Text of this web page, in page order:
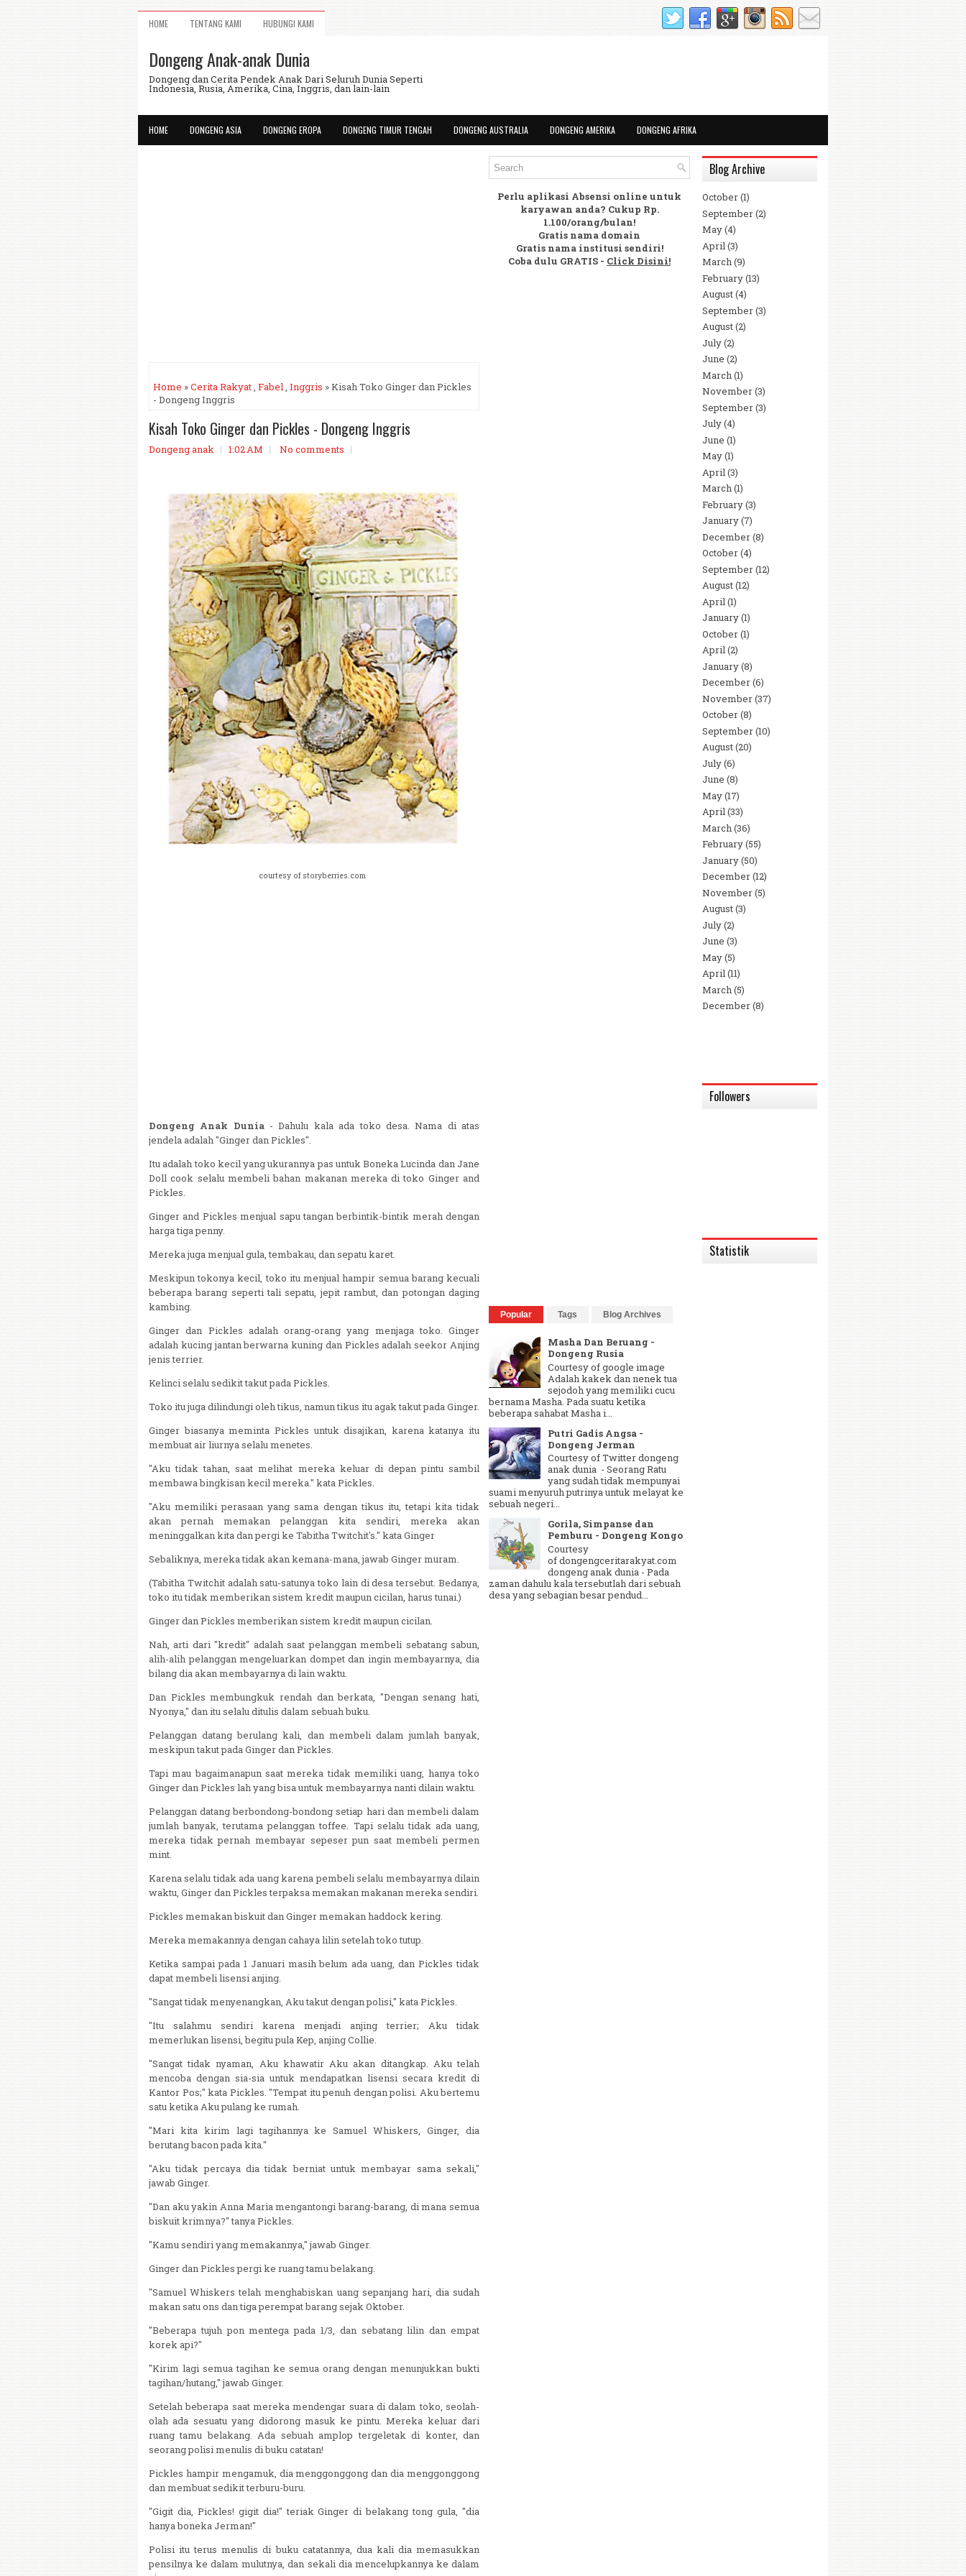
HOME TENTANG KAMI HUBUNGI KAMI
Dongeng Anak-anak Dunia
Dongeng dan Cerita Pendek Anak Dari Seluruh Dunia Seperti
Indonesia, Rusia, Amerika, Cina, Inggris, dan lain-lain
HOME DONGENG ASIA DONGENG EROPA DONGENG TIMUR TENGAH DONGENG AUSTRALIA DONGENG AMERIKA DONGENG AFRIKA
Home »Cerita Rakyat, Fabel, Inggris » Kisah Toko Ginger dan Pickles
- Dongeng Inggris
Kisah Toko Ginger dan Pickles - Dongeng Inggris
Dongeng anak 1:02 AM No comments
courtesy of storyberries.com
Dongeng Anak Dunia- Dahulu kala ada toko desa. Nama di atas
jendela adalah "Ginger dan Pickles".
Itu adalah toko kecil yang ukurannya pas untuk Boneka Lucinda dan Jane
Doll cook selalu membeli bahan makanan mereka di toko Ginger and
Pickles.
Ginger and Pickles menjual sapu tangan berbintik-bintik merah dengan
harga tiga penny.
Mereka juga menjual gula, tembakau, dan sepatu karet.
Meskipun tokonya kecil, toko itu menjual hampir semua barang kecuali
beberapa barang seperti tali sepatu, jepit rambut, dan potongan daging
kambing.
Ginger dan Pickles adalah orang-orang yang menjaga toko. Ginger
adalah kucing jantan berwarna kuning dan Pickles adalah seekor Anjing
jenis terrier.
Kelinci selalu sedikit takut pada Pickles.
Toko itu juga dilindungi oleh tikus, namun tikus itu agak takut pada Ginger.
Ginger biasanya meminta Pickles untuk disajikan, karena katanya itu
membuat air liurnya selalu menetes.
"Aku tidak tahan, saat melihat mereka keluar di depan pintu sambil
membawa bingkisan kecil mereka." kata Pickles.
"Aku memiliki perasaan yang sama dengan tikus itu, tetapi kita tidak
akan pernah memakan pelanggan kita sendiri, mereka akan
meninggalkan kita dan pergi ke Tabitha Twitchit's." kata Ginger
Sebaliknya, mereka tidak akan kemana-mana, jawab Ginger muram.
(Tabitha Twitchit adalah satu-satunya toko lain di desa tersebut. Bedanya,
toko itu tidak memberikan sistem kredit maupun cicilan, harus tunai.)
Ginger dan Pickles memberikan sistem kredit maupun cicilan.
Nah, arti dari "kredit" adalah saat pelanggan membeli sebatang sabun,
alih-alih pelanggan mengeluarkan dompet dan ingin membayarnya, dia
bilang dia akan membayarnya di lain waktu.
Dan Pickles membungkuk rendah dan berkata, "Dengan senang hati,
Nyonya," dan itu selalu ditulis dalam sebuah buku.
Pelanggan datang berulang kali, dan membeli dalam jumlah banyak,
meskipun takut pada Ginger dan Pickles.
Tapi mau bagaimanapun saat mereka tidak memiliki uang, hanya toko
Ginger dan Pickles lah yang bisa untuk membayarnya nanti dilain waktu.
Pelanggan datang berbondong-bondong setiap hari dan membeli dalam
jumlah banyak, terutama pelanggan toffee. Tapi selalu tidak ada uang,
mereka tidak pernah membayar sepeser pun saat membeli permen
mint.
Karena selalu tidak ada uang karena pembeli selalu membayarnya dilain
waktu, Ginger dan Pickles terpaksa memakan makanan mereka sendiri.
Pickles memakan biskuit dan Ginger memakan haddock kering.
Mereka memakannya dengan cahaya lilin setelah toko tutup.
Ketika sampai pada 1 Januari masih belum ada uang, dan Pickles tidak
dapat membeli lisensi anjing.
"Sangat tidak menyenangkan, Aku takut dengan polisi," kata Pickles.
"Itu salahmu sendiri karena menjadi anjing terrier; Aku tidak
memerlukan lisensi, begitu pula Kep, anjing Collie.
"Sangat tidak nyaman, Aku khawatir Aku akan ditangkap. Aku telah
mencoba dengan sia-sia untuk mendapatkan lisensi secara kredit di
Kantor Pos;" kata Pickles. "Tempat itu penuh dengan polisi. Aku bertemu
satu ketika Aku pulang ke rumah.
"Mari kita kirim lagi tagihannya ke Samuel Whiskers, Ginger, dia
berutang bacon pada kita."
"Aku tidak percaya dia tidak berniat untuk membayar sama sekali,"
jawab Ginger.
"Dan aku yakin Anna Maria mengantongi barang-barang, di mana semua
biskuit krimnya?" tanya Pickles.
"Kamu sendiri yang memakannya," jawab Ginger.
Ginger dan Pickles pergi ke ruang tamu belakang.
"Samuel Whiskers telah menghabiskan uang sepanjang hari, dia sudah
makan satu ons dan tiga perempat barang sejak Oktober.
"Beberapa tujuh pon mentega pada 1/3, dan sebatang lilin dan empat
korek api?"
"Kirim lagi semua tagihan ke semua orang dengan menunjukkan bukti
tagihan/hutang," jawab Ginger.
Setelah beberapa saat mereka mendengar suara di dalam toko, seolah-
olah ada sesuatu yang didorong masuk ke pintu. Mereka keluar dari
ruang tamu belakang. Ada sebuah amplop tergeletak di konter, dan
seorang polisi menulis di buku catatan!
Pickles hampir mengamuk, dia menggonggong dan dia menggonggong
dan membuat sedikit terburu-buru.
"Gigit dia, Pickles! gigit dia!" teriak Ginger di belakang tong gula, "dia
hanya boneka Jerman!"
Polisi itu terus menulis di buku catatannya, dua kali dia memasukkan
pensilnya ke dalam mulutnya, dan sekali dia mencelupkannya ke dalam
Perlu aplikasi Absensi online untuk
karyawan anda? Cukup Rp.
1.100/orang/bulan!
Gratis nama domain
Gratis nama institusi sendiri!
Coba dulu GRATIS - Click Disini!
Popular Tags Blog Archives
Masha Dan Beruang -
Dongeng Rusia
Courtesy of google image
Adalah kakek dan nenek tua
sejodoh yang memiliki cucu
bernama Masha. Pada suatu ketika
beberapa sahabat Masha i...
Putri Gadis Angsa -
Dongeng Jerman
Courtesy of Twitter dongeng
anak dunia - Seorang Ratu
yang sudah tidak mempunyai
suami menyuruh putrinya untuk melayat ke
sebuah negeri...
Gorila, Simpanse dan
Pemburu - Dongeng Kongo
Courtesy
of dongengceritarakyat.com
dongeng anak dunia - Pada
zaman dahulu kala tersebutlah dari sebuah
desa yang sebagian besar pendud...
Blog Archive
October(1)
September(2)
May(4)
April(3)
March(9)
February(13)
August(4)
September(3)
August(2)
July(2)
June (2)
March(1)
November(3)
September(3)
July(4)
June (1)
May(1)
April(3)
March(1)
February(3)
January(7)
December(8)
October(4)
September(12)
August(12)
April(1)
January(1)
October(1)
April(2)
January(8)
December(6)
November(37)
October(8)
September(10)
August(20)
July(6)
June (8)
May(17)
April(33)
March(36)
February(55)
January(50)
December(12)
November(5)
August(3)
July(2)
June (3)
May(5)
April(11)
March(5)
December(8)
Followers
Statistik